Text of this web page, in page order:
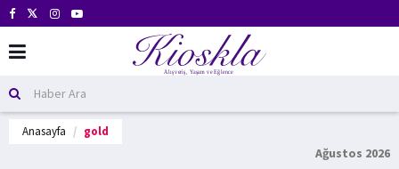
Anasayfa gold
Ağustos 2026